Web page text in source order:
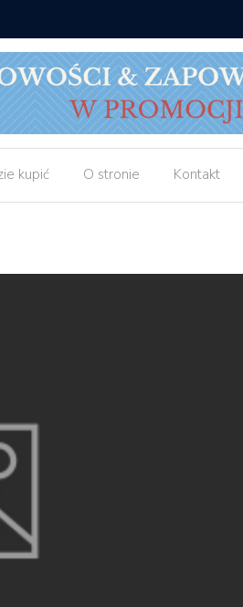
kupić O stronie Kontakt